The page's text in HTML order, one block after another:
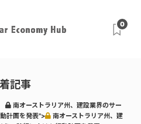
0
記事
南オーストラリア州、建設業界のサー
計画を発表">
南オーストラリア州、建